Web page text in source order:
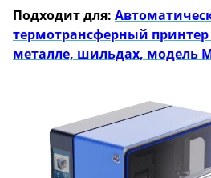
Подходит для:
термотрансферный принтер
металле, шильдах, модель